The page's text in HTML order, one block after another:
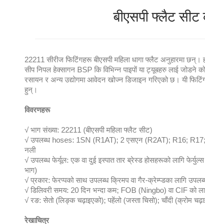
बीएसपी फ्लैट
22211 सीरीज फिटिंगहरू बीएसपी महिला धागा फ्लैट अनुहारमा
सीप निपल हेक्सागन BSP कि विभिन्न पाइपों या ट्यूबहरु लाई जोडने
रसायन र अन्य उद्योगमा आवेदन खोज्न डिजाइन गरिएको छ। यी
हुन्।
विवरणहरू
√ भाग संख्या: 22211 (बीएसपी महिला फ्लैट सीट)
√ उपलब्ध hoses: 1SN (R1AT); 2 एसएन (R2AT); R16; R17;
नली
√ उपलब्ध फेर्यूल: एक वा दुई इस्पात तार ब्रेस्ड होसहरूको लागि
भाग)
√ प्रकार: फेरप्पको साथ उपलब्ध क्रिमप वा गैर-क्रेम्प्डका लागि
√ डिलिवरी समय: 20 दिन भन्दा कम; FOB (Ningbo) वा CIF को
√ रङ: सेतो (लिङ्क चढ़ाइएको); पहेंलो (जस्ता चिसो); चाँदी (क्रोम
रेखाचित्र